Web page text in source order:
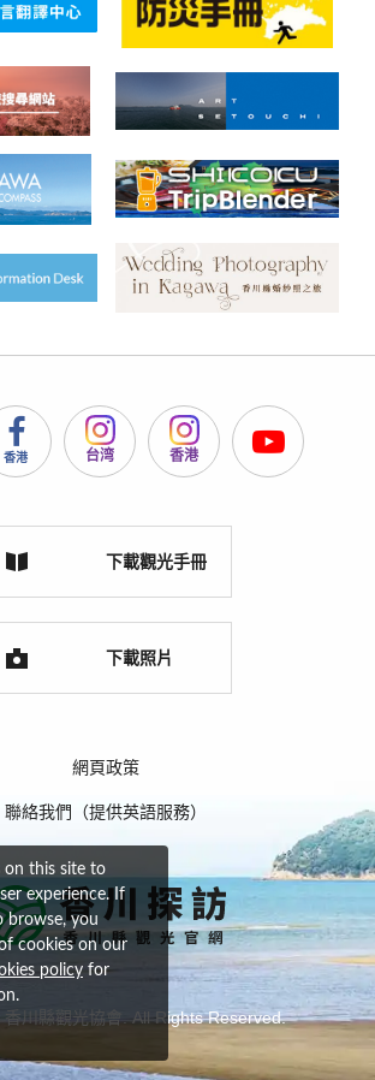
香港 台湾 香港
下載觀光手冊
下載照片
網頁政策
聯絡我們（提供英語服務）
川縣觀光協會. All Rights Reserved.
on this site to
experience. If
browse, you
cookies on our
policy for